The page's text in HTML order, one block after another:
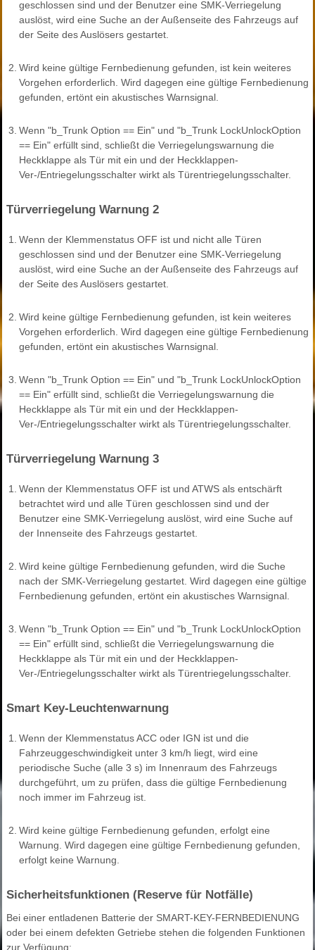
geschlossen sind und der Benutzer eine SMK-Verriegelung
auslöst, wird eine Suche an der Außenseite des Fahrzeugs auf
der Seite des Auslösers gestartet.
2. Wird keine gültige Fernbedienung gefunden, ist kein weiteres
Vorgehen erforderlich. Wird dagegen eine gültige Fernbedienung
gefunden, ertönt ein akustisches Warnsignal.
3. Wenn "b_Trunk Option == Ein" und "b_Trunk LockUnlockOption
== Ein" erfüllt sind, schließt die Verriegelungswarnung die
Heckklappe als Tür mit ein und der Heckklappen-
Ver-/Entriegelungsschalter wirkt als Türentriegelungsschalter.
Türverriegelung Warnung 2
1.
Wenn der Klemmenstatus OFF ist und nicht alle Türen
geschlossen sind und der Benutzer eine SMK-Verriegelung
auslöst, wird eine Suche an der Außenseite des Fahrzeugs auf
der Seite des Auslösers gestartet.
2. Wird keine gültige Fernbedienung gefunden, ist kein weiteres
Vorgehen erforderlich. Wird dagegen eine gültige Fernbedienung
gefunden, ertönt ein akustisches Warnsignal.
3. Wenn "b_Trunk Option == Ein" und "b_Trunk LockUnlockOption
== Ein" erfüllt sind, schließt die Verriegelungswarnung die
Heckklappe als Tür mit ein und der Heckklappen-
Ver-/Entriegelungsschalter wirkt als Türentriegelungsschalter.
Türverriegelung Warnung 3
1.
Wenn der Klemmenstatus OFF ist und ATWS als entschärft
betrachtet wird und alle Türen geschlossen sind und der
Benutzer eine SMK-Verriegelung auslöst, wird eine Suche auf
der Innenseite des Fahrzeugs gestartet.
2. Wird keine gültige Fernbedienung gefunden, wird die Suche
nach der SMK-Verriegelung gestartet. Wird dagegen eine gültige
Fernbedienung gefunden, ertönt ein akustisches Warnsignal.
3. Wenn "b_Trunk Option == Ein" und "b_Trunk LockUnlockOption
== Ein" erfüllt sind, schließt die Verriegelungswarnung die
Heckklappe als Tür mit ein und der Heckklappen-
Ver-/Entriegelungsschalter wirkt als Türentriegelungsschalter.
Smart Key-Leuchtenwarnung
1.
Wenn der Klemmenstatus ACC oder IGN ist und die
Fahrzeuggeschwindigkeit unter 3 km/h liegt, wird eine
periodische Suche (alle 3 s) im Innenraum des Fahrzeugs
durchgeführt, um zu prüfen, dass die gültige Fernbedienung
noch immer im Fahrzeug ist.
2. Wird keine gültige Fernbedienung gefunden, erfolgt eine
Warnung. Wird dagegen eine gültige Fernbedienung gefunden,
erfolgt keine Warnung.
Sicherheitsfunktionen (Reserve für Notfälle)
Bei einer entladenen Batterie der SMART-KEY-FERNBEDIENUNG
oder bei einem defekten Getriebe stehen die folgenden Funktionen
zur Verfügung: